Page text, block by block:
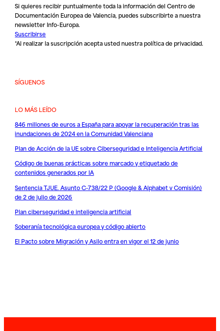
Si quieres recibir puntualmente toda la información del Centro de
Documentación Europea de Valencia, puedes subscribirte a nuestra
newsletter Info-Europa.
Suscribirse
*Al realizar la suscripción acepta usted nuestrapolítica de privacidad.
SÍGUENOS
LO MÁS LEÍDO
846 millones de euros a España para apoyar la recuperación tras las
inundaciones de 2024 en la Comunidad Valenciana
Plan de Acción de la UE sobre Ciberseguridad e Inteligencia Artificial
Código de buenas prácticas sobre marcado y etiquetado de
contenidos generados por IA
Sentencia TJUE. Asunto C-738/22 P (Google & Alphabet v Comisión)
de 2 de julio de 2026
Plan ciberseguridad e inteligencia artificial
Soberanía tecnológica europea y código abierto
El Pacto sobre Migración y Asilo entra en vigor el 12 de junio